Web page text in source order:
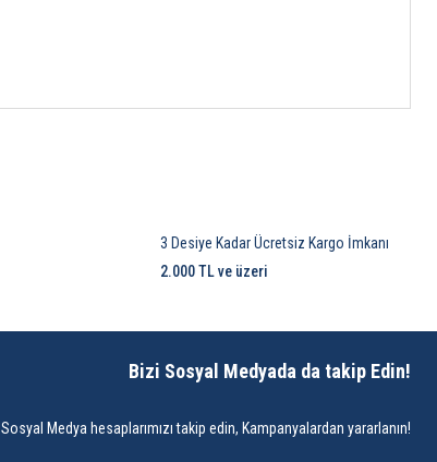
3 Desiye Kadar Ücretsiz Kargo İmkanı
2.000 TL ve üzeri
Bizi Sosyal Medyada da takip Edin!
Sosyal Medya hesaplarımızı takip edin, Kampanyalardan yararlanın!